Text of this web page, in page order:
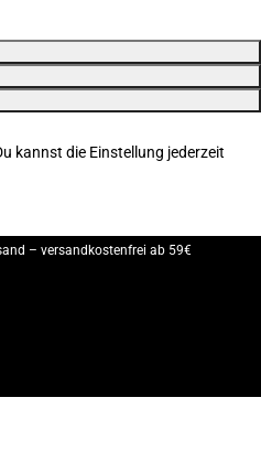
kannst die Einstellung jederzeit
– versandkostenfrei ab 59€